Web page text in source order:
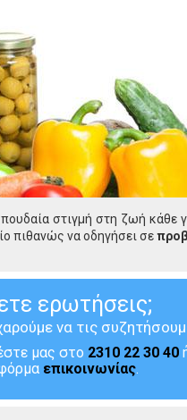
στιγμή στη ζωή
πιθανώς να οδηγήσει σε
ερωτήσεις;
να τις
μας στο 2310 22 30 40
επικοινωνίας.